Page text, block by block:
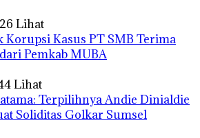
Lihat
Korupsi Kasus PT SMB Terima
Pemkab MUBA
Lihat
Terpilihnya Andie Dinialdie
Soliditas Golkar Sumsel